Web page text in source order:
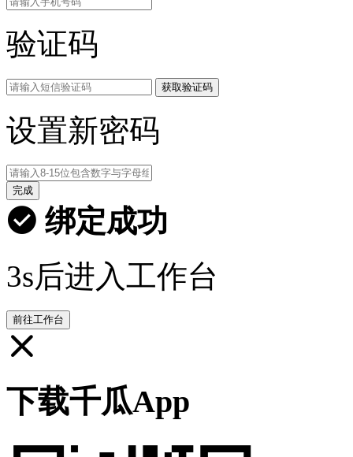
验证码
获取验证码
设置新密码
完成
绑定成功
3s后进入工作台
前往工作台
下载千瓜App